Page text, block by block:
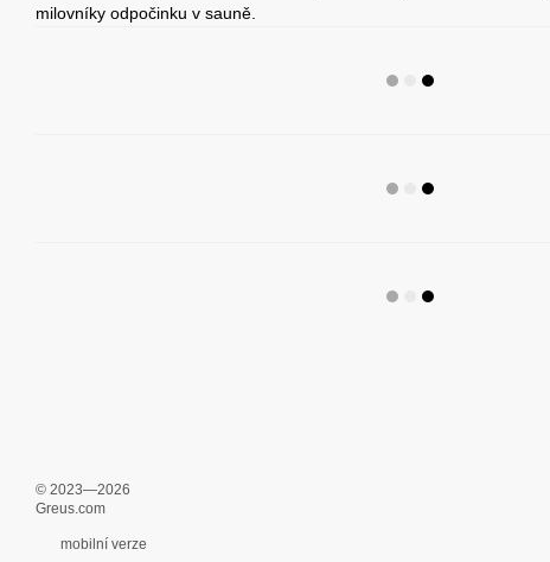
milovníky odpočinku v sauně.
© 2023—2026
Greus.com
mobilní verze